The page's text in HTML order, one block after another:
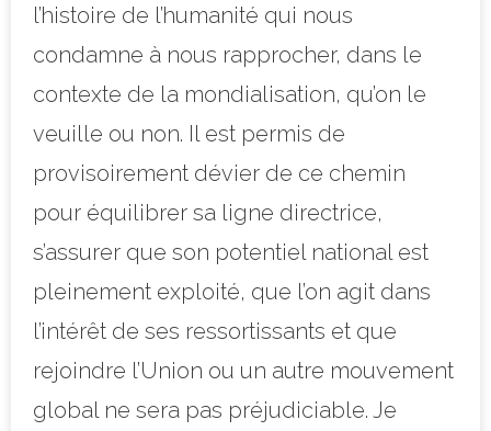
l’histoire de l’humanité qui nous
condamne à nous rapprocher, dans le
contexte de la mondialisation, qu’on le
veuille ou non. Il est permis de
provisoirement dévier de ce chemin
pour équilibrer sa ligne directrice,
s’assurer que son potentiel national est
pleinement exploité, que l’on agit dans
l’intérêt de ses ressortissants et que
rejoindre l’Union ou un autre mouvement
global ne sera pas préjudiciable. Je